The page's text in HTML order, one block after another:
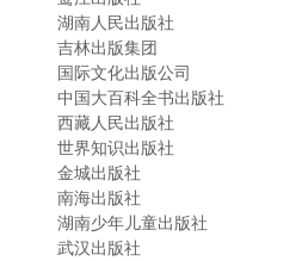
湖南人民出版社
吉林出版集团
国际文化出版公司
中国大百科全书出版社
西藏人民出版社
世界知识出版社
金城出版社
南海出版社
湖南少年儿童出版社
武汉出版社